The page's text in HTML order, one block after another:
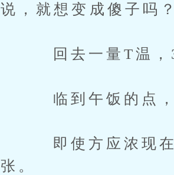
说，就想变成傻子吗
回去一量T温，
临到午饭的点，
即使方应浓现在已
张。